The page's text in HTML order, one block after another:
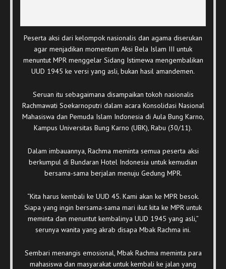
Peserta aksi dari kelompok nasionalis dan agama diserukan
agar menjadikan momentum Aksi Bela Islam III untuk
menuntut MPR menggelar Sidang Istimewa mengembalikan
UUD 1945 ke versi yang asli, bukan hasil amandemen.
Seruan itu sebagaimana disampaikan tokoh nasionalis
Rachmawati Soekarnoputri dalam acara Konsolidasi Nasional
Mahasiswa dan Pemuda Islam Indonesia di Aula Bung Karno,
Kampus Universitas Bung Karno (UBK), Rabu (30/11).
Dalam imbauannya, Rachma meminta semua peserta aksi
berkumpul di Bundaran Hotel Indonesia untuk kemudian
bersama-sama berjalan menuju Gedung MPR.
“Kita harus kembali ke UUD 45. Kami akan ke MPR besok.
Siapa yang ingin bersama-sama mari ikut kita ke MPR untuk
meminta dan menuntut kembalinya UUD 1945 yang asli,”
serunya wanita yang akrab disapa Mbak Rachma ini.
Sembari menangis emosional, Mbak Rachma meminta para
mahasiswa dan masyarakat untuk kembali ke jalan yang